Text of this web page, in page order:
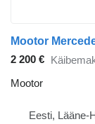
2 200 €
Mootor
Eesti, Lääne-